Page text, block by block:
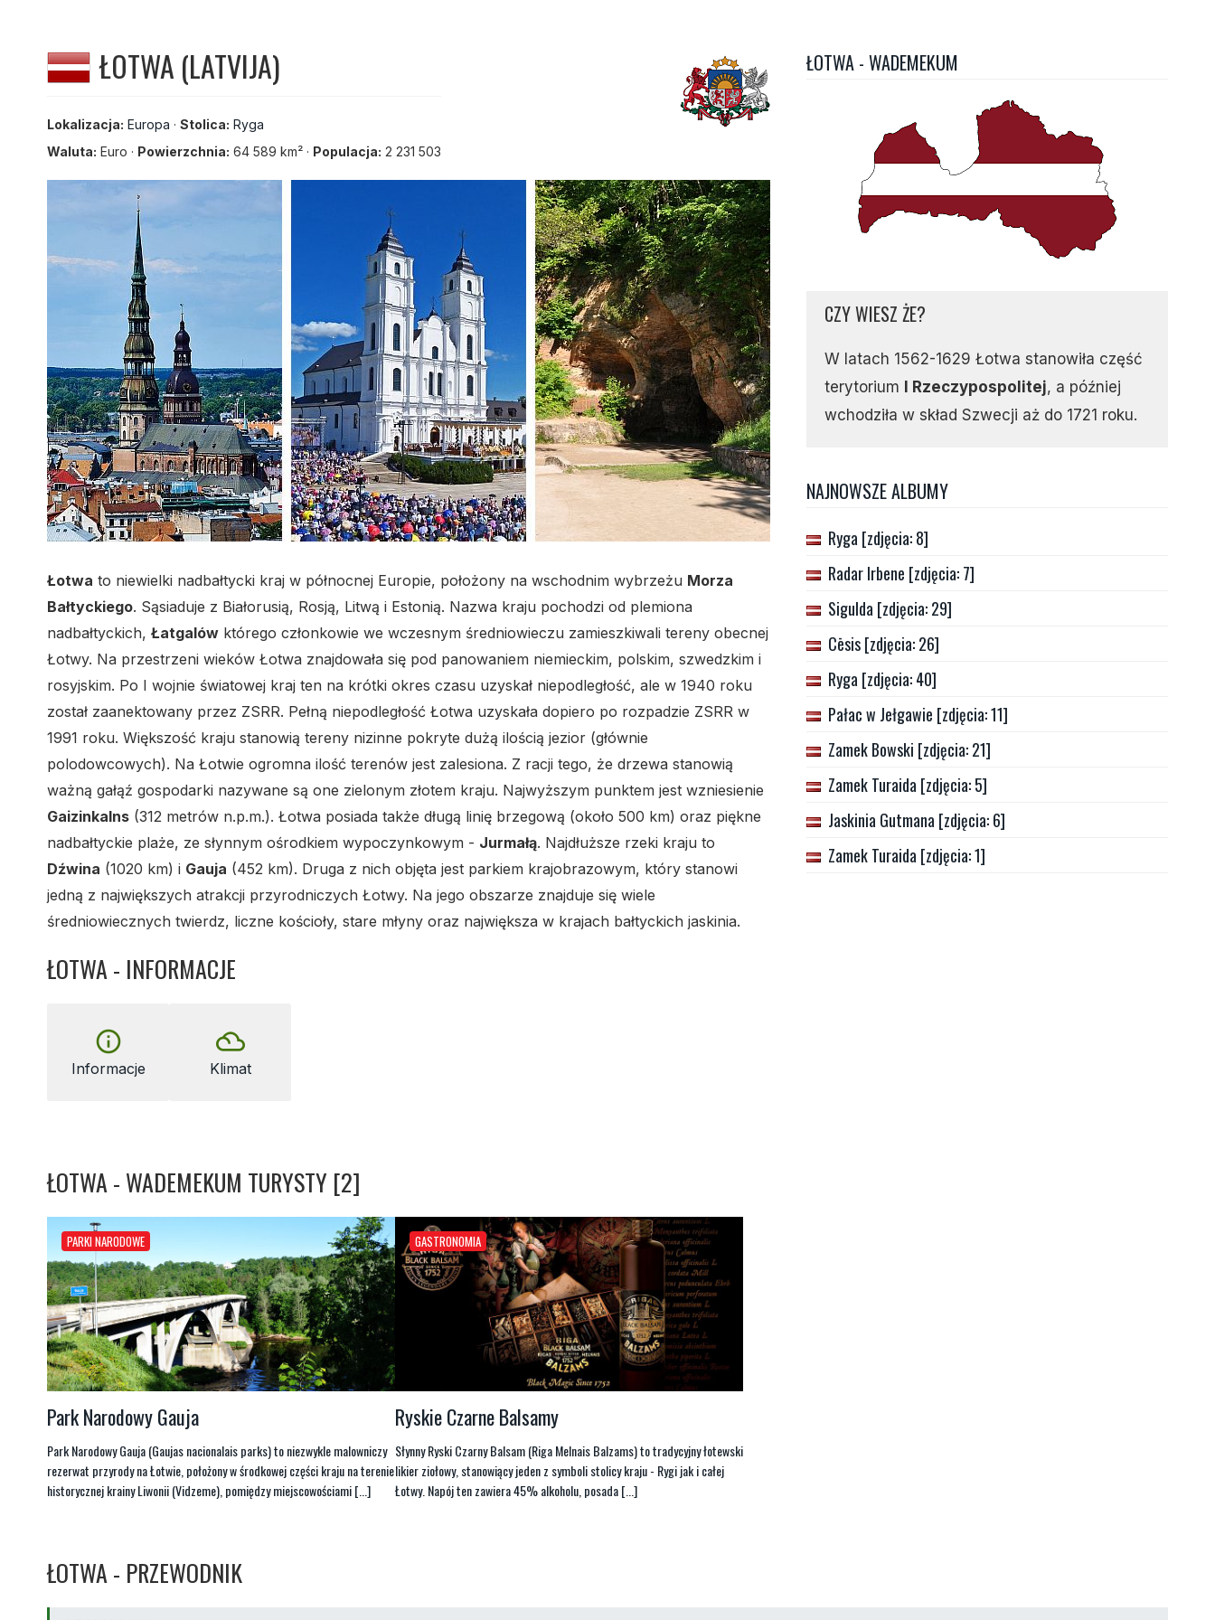
ŁOTWA (LATVIJA)
Lokalizacja: Europa · Stolica: Ryga
Waluta: Euro · Powierzchnia: 64 589 km² · Populacja: 2 231 503
Łotwa to niewielki nadbałtycki kraj w północnej Europie, położony na wschodnim wybrzeżu Morza
Bałtyckiego. Sąsiaduje z Białorusią, Rosją, Litwą i Estonią. Nazwa kraju pochodzi od plemiona
nadbałtyckich, Łatgalów którego członkowie we wczesnym średniowieczu zamieszkiwali tereny obecnej
Łotwy. Na przestrzeni wieków Łotwa znajdowała się pod panowaniem niemieckim, polskim, szwedzkim i
rosyjskim. Po I wojnie światowej kraj ten na krótki okres czasu uzyskał niepodległość, ale w 1940 roku
został zaanektowany przez ZSRR. Pełną niepodległość Łotwa uzyskała dopiero po rozpadzie ZSRR w
1991 roku. Większość kraju stanowią tereny nizinne pokryte dużą ilością jezior (głównie
polodowcowych). Na Łotwie ogromna ilość terenów jest zalesiona. Z racji tego, że drzewa stanowią
ważną gałąź gospodarki nazywane są one zielonym złotem kraju. Najwyższym punktem jest wzniesienie
Gaizinkalns (312 metrów n.p.m.). Łotwa posiada także długą linię brzegową (około 500 km) oraz piękne
nadbałtyckie plaże, ze słynnym ośrodkiem wypoczynkowym - Jurmałą. Najdłuższe rzeki kraju to
Dźwina (1020 km) i Gauja (452 km). Druga z nich objęta jest parkiem krajobrazowym, który stanowi
jedną z największych atrakcji przyrodniczych Łotwy. Na jego obszarze znajduje się wiele
średniowiecznych twierdz, liczne kościoły, stare młyny oraz największa w krajach bałtyckich jaskinia.
ŁOTWA - INFORMACJE
info_outline
Informacje
filter_drama
Klimat
ŁOTWA - WADEMEKUM
CZY WIESZ ŻE?
W latach 1562-1629 Łotwa stanowiła część
terytorium
I Rzeczypospolitej, a później
wchodziła w skład Szwecji aż do 1721 roku.
NAJNOWSZE ALBUMY
Ryga [zdjęcia: 8]
Radar Irbene [zdjęcia: 7]
Sigulda [zdjęcia: 29]
Cēsis [zdjęcia: 26]
Ryga [zdjęcia: 40]
Pałac w Jełgawie [zdjęcia: 11]
Zamek Bowski [zdjęcia: 21]
Zamek Turaida [zdjęcia: 5]
Jaskinia Gutmana [zdjęcia: 6]
Zamek Turaida [zdjęcia: 1]
ŁOTWA - WADEMEKUM TURYSTY [2]
PARKI NARODOWE
Park Narodowy Gauja
Park Narodowy Gauja (Gaujas nacionalais parks) to niezwykle malowniczy
rezerwat przyrody na Łotwie, położony w środkowej części kraju na terenie
historycznej krainy Liwonii (Vidzeme), pomiędzy miejscowościami [...]
GASTRONOMIA
Ryskie Czarne Balsamy
Słynny Ryski Czarny Balsam (Riga Melnais Balzams) to tradycyjny łotewski
likier ziołowy, stanowiący jeden z symboli stolicy kraju - Rygi jak i całej
Łotwy. Napój ten zawiera 45% alkoholu, posada [...]
ŁOTWA - PRZEWODNIK